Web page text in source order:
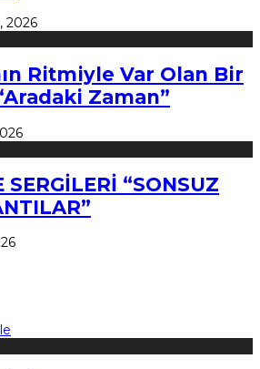
2026
Ritmiyle Var Olan Bir
Zaman”
SERGİLERİ “SONSUZ